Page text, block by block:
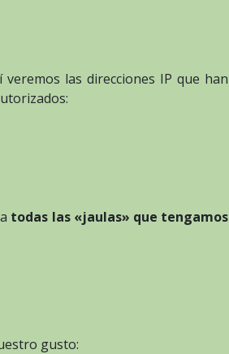
las direcciones IP que han
todas las «jaulas» que tengamos
gusto: